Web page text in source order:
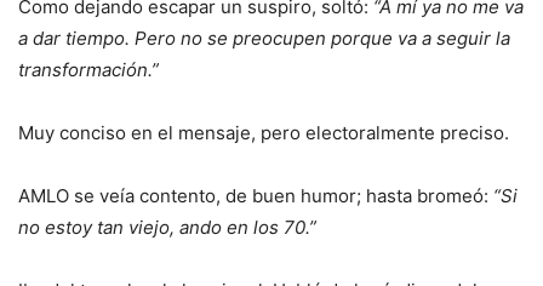
Como dejando escapar un suspiro, soltó: “A mí ya no me va
a dar tiempo. Pero no se preocupen porque va a seguir la
transformación.”
Muy conciso en el mensaje, pero electoralmente preciso.
AMLO se veía contento, de buen humor; hasta bromeó: “Si
no estoy tan viejo, ando en los 70.”